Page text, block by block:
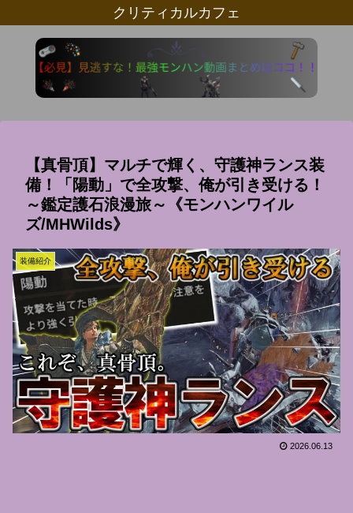
クリティカルカフェ
【真骨頂】マルチで輝く、守護神ランス装
備！「陽動」で全攻撃、俺が引き受ける！
～鑑定護石浪漫旅～《モンハンワイル
ズ/MHWilds》
装備紹介
2026.06.13